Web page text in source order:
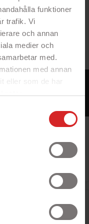
funktioner
trafik. Vi
och annan
medier och
med.
med annan
eller som de har
USB
dataöverföring
